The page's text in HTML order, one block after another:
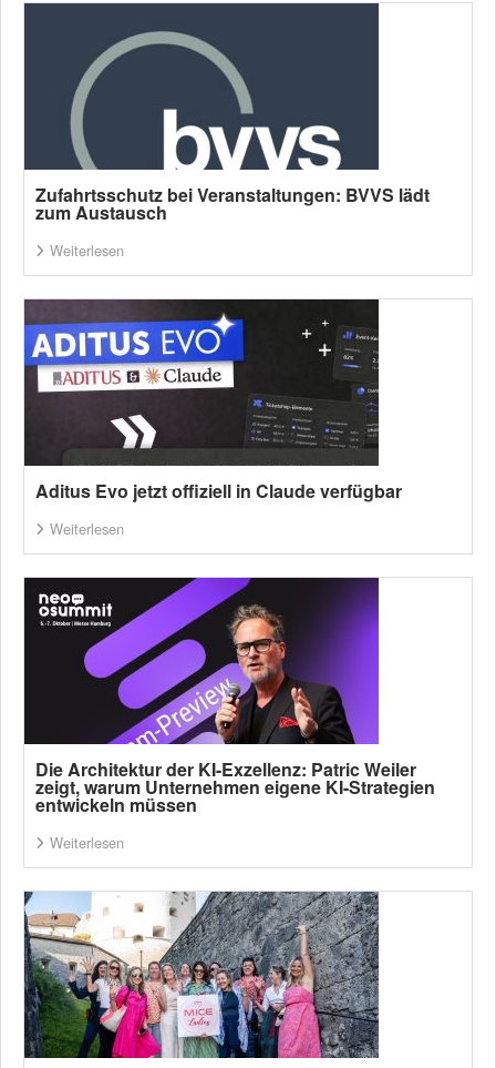
Zufahrtsschutz bei Veranstaltungen: BVVS lädt
zum Austausch
Weiterlesen
Aditus Evo jetzt offiziell in Claude verfügbar
Weiterlesen
Die Architektur der KI-Exzellenz: Patric Weiler
zeigt, warum Unternehmen eigene KI-Strategien
entwickeln müssen
Weiterlesen